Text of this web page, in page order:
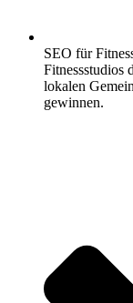
SEO für
Fitnessstudios
lokalen
gewinnen.